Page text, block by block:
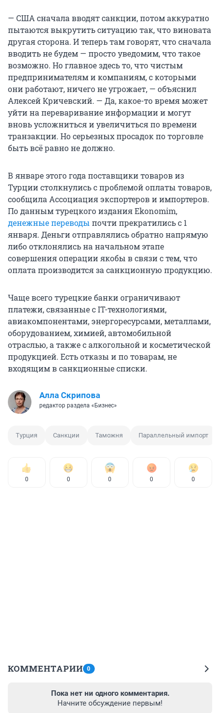
— США сначала вводят санкции, потом аккуратно
пытаются выкрутить ситуацию так, что виновата
другая сторона. И теперь там говорят, что сначала
вводить не будем — просто уведомим, что такое
возможно. Но главное здесь то, что чистым
предпринимателям и компаниям, с которыми
они работают, ничего не угрожает, — объяснил
Алексей Кричевский. — Да, какое-то время может
уйти на переваривание информации и могут
вновь усложниться и увеличиться по времени
транзакции. Но серьезных просадок по торговле
быть всё равно не должно.
В январе этого года поставщики товаров из
Турции столкнулись с проблемой оплаты товаров,
сообщила Ассоциация экспортеров и импортеров.
По данным турецкого издания Ekonomim,
денежные переводы почти прекратились с 1
января. Деньги отправлялись обратно напрямую
либо отклонялись на начальном этапе
совершения операции якобы в связи с тем, что
оплата производится за санкционную продукцию.
Чаще всего турецкие банки ограничивают
платежи, связанные с IT-технологиями,
авиакомпонентами, энергоресурсами, металлами,
оборудованием, химией, автомобильной
отраслью, а также с алкогольной и косметической
продукцией. Есть отказы и по товарам, не
входящим в санкционные списки.
Алла Скрипова
редактор раздела «Бизнес»
Турция Санкции Таможня Параллельный импорт
0 0 0 0 0
КОММЕНТАРИИ 0
Пока нет ни одного комментария.
Начните обсуждение первым!